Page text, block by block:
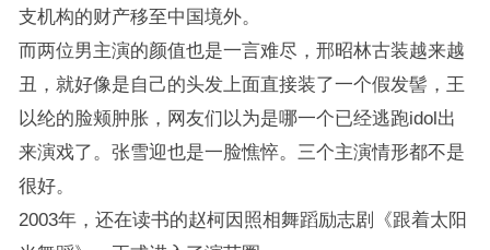
支机构的财产移至中国境外。
而两位男主演的颜值也是一言难尽，邢昭林古装越来越
丑，就好像是自己的头发上面直接装了一个假发髻，王
以纶的脸颊肿胀，网友们以为是哪一个已经逃跑idol出
来演戏了。张雪迎也是一脸憔悴。三个主演情形都不是
很好。
2003年，还在读书的赵柯因照相舞蹈励志剧《跟着太阳